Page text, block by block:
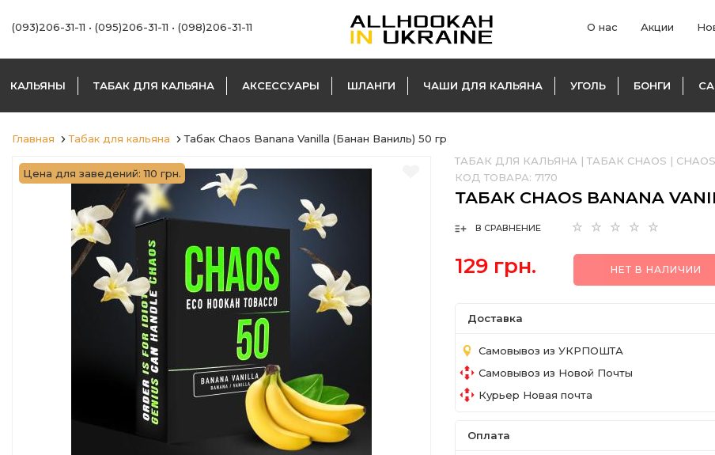
(093)206-31-11 • (095)206-31-11 • (098)206-31-11 О нас Акции
КАЛЬЯНЫ ТАБАК ДЛЯ КАЛЬЯНА АКСЕССУАРЫ ШЛАНГИ ЧАШИ ДЛЯ КАЛЬЯНА УГОЛЬ БОНГИ
Главная Табак для кальяна Табак Chaos Banana Vanilla (Банан Ваниль) 50 гр
Цена для заведений: 110 грн.
ТАБАК ДЛЯ КАЛЬЯНА | ТАБАК CHAOS |
КОД ТОВАРА: 7170
ТАБАК CHAOS BANANA
В СРАВНЕНИЕ
129 грн. НЕТ В НАЛИЧИИ
Доставка
Самовывоз из УКРПОШТА
Самовывоз из Новой Почты
Курьер Новая почта
Оплата